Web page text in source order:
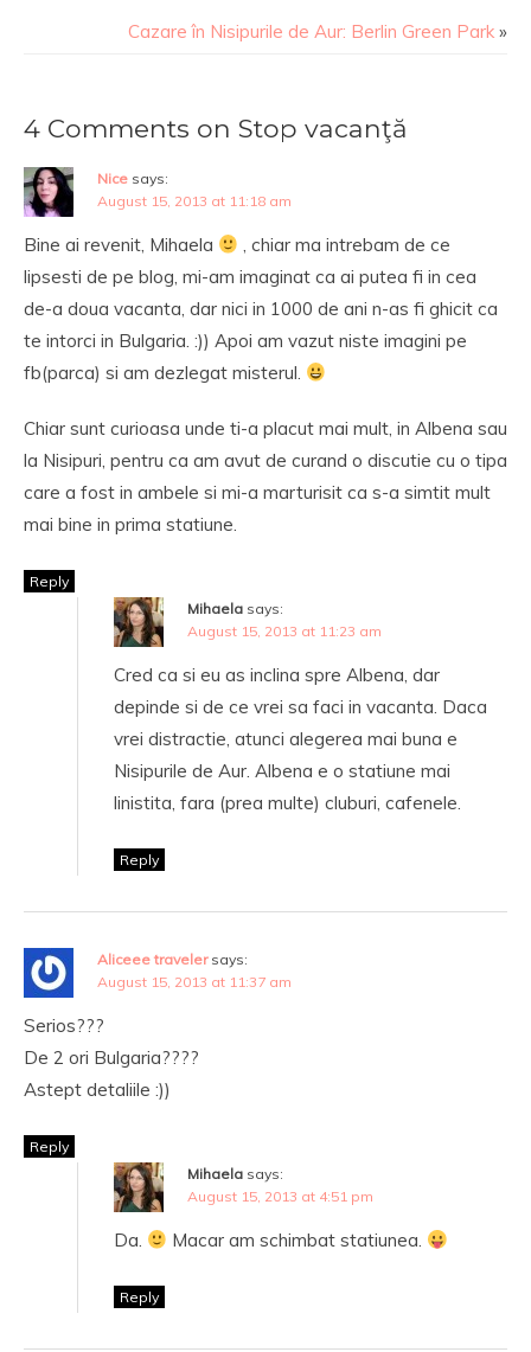
Cazare în Nisipurile de Aur: Berlin Green Park »
4 Comments on Stop vacanţă
Nice says:
August 15, 2013 at 11:18 am
Bine ai revenit, Mihaela
, chiar ma intrebam de ce
lipsesti de pe blog, mi-am imaginat ca ai putea fi in cea
de-a doua vacanta, dar nici in 1000 de ani n-as fi ghicit ca
te intorci in Bulgaria. :)) Apoi am vazut niste imagini pe
fb(parca) si am dezlegat misterul.
Chiar sunt curioasa unde ti-a placut mai mult, in Albena sau
la Nisipuri, pentru ca am avut de curand o discutie cu o tipa
care a fost in ambele si mi-a marturisit ca s-a simtit mult
mai bine in prima statiune.
Reply
Mihaela says:
August 15, 2013 at 11:23 am
Cred ca si eu as inclina spre Albena, dar
depinde si de ce vrei sa faci in vacanta. Daca
vrei distractie, atunci alegerea mai buna e
Nisipurile de Aur. Albena e o statiune mai
linistita, fara (prea multe) cluburi, cafenele.
Reply
Aliceee traveler says:
August 15, 2013 at 11:37 am
Serios???
De 2 ori Bulgaria????
Astept detaliile :))
Reply
Mihaela says:
August 15, 2013 at 4:51 pm
Da. Macar am schimbat statiunea.
Reply